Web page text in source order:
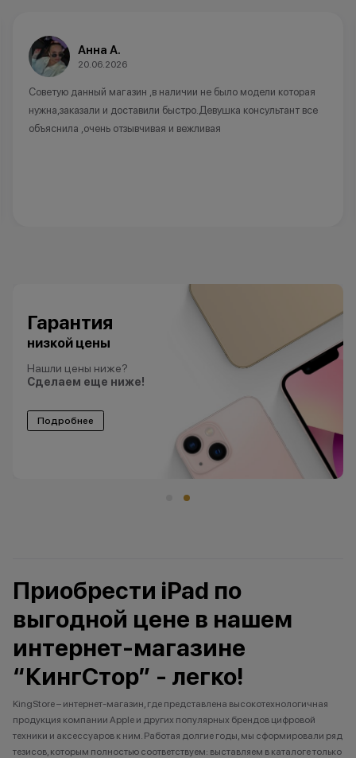
Анна А.
20.06.2026
Советую данный магазин ,в наличии не было модели которая
нужна,заказали и доставили быстро.Девушка консультант все
объяснила ,очень отзывчивая и вежливая
Гарантия
низкой цены
Нашли цены ниже?
Сделаем еще ниже!
Подробнее
Приобрести iPad по
выгодной цене в нашем
интернет-магазине
“КингСтор” - легко!
KingStore – интернет-магазин, где представлена высокотехнологичная
продукция компании Apple и других популярных брендов цифровой
техники и аксессуаров к ним. Работая долгие годы, мы сформировали ряд
тезисов, которым полностью соответствуем: выставляем в каталоге только